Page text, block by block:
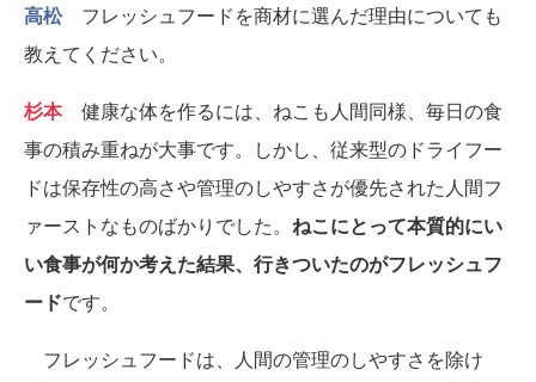
高松フレッシュフードを商材に選んだ理由についても
教えてください。
杉本健康な体を作るには、ねこも人間同様、毎日の食
事の積み重ねが大事です。しかし、従来型のドライフー
ドは保存性の高さや管理のしやすさが優先された人間フ
ァーストなものばかりでした。 ねこにとって本質的にい
い食事が何か考えた結果、行きついたのがフレッシュフ
ードです。
フレッシュフードは、人間の管理のしやすさを除け